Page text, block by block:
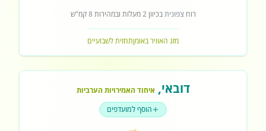
רוחצפוניתבכיוון2מעלות ובמהירות8קמ"ש
מזג האוויר באומןתחזית לשבועיים
דובאי, איחוד האמירויות הערביות
הוסף למועדפים